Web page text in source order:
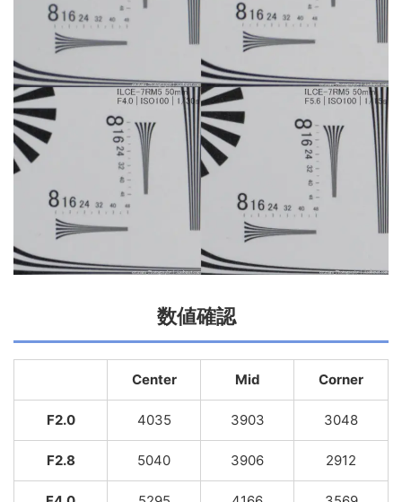
数値確認
Center Mid Corner
F2.0 4035 3903 3048
F2.8 5040 3906 2912